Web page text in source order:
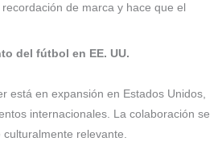
de marca y hace que el
del fútbol en EE. UU.
está en expansión en Estados Unidos,
internacionales. La colaboración se
relevante.